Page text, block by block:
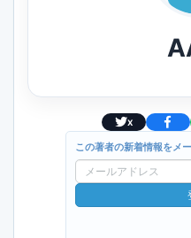
X
この著者の新着情報をメ
ー
ル